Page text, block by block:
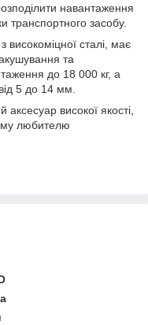
навантаження
транспортного засобу.
сталі, має
та
до 18 000 кг, а
5 до 14 мм.
високої якості,
любителю